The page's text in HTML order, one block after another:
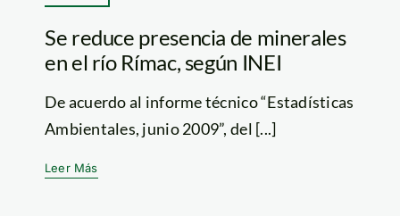
Se reduce presencia de minerales
en el río Rímac, según INEI
De acuerdo al informe técnico “Estadísticas
Ambientales, junio 2009”, del [...]
Leer Más